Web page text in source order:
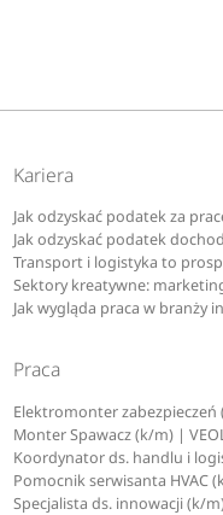
Kariera
Jak odzyskać podatek za
Jak odzyskać podatek
Transport i logistyka to
Sektory kreatywne:
Jak wygląda praca w branży
Praca
Elektromonter zabezpieczeń
Monter Spawacz (k/m) |
Koordynator ds. handlu i
Pomocnik serwisanta HVAC
Specjalista ds. innowacji (k/